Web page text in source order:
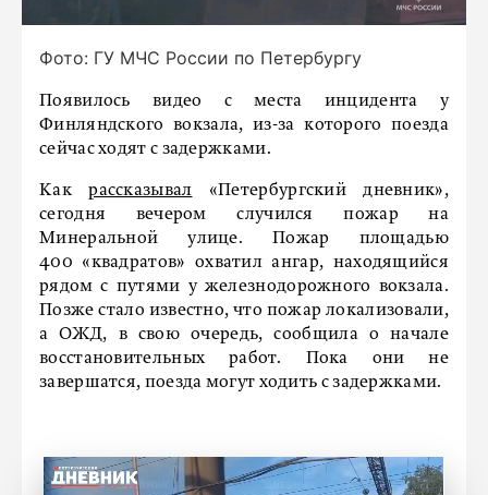
Фото: ГУ МЧС России по Петербургу
Появилось видео с места инцидента у
Финляндского вокзала, из-за которого поезда
сейчас ходят с задержками.
Какрассказывал «Петербургский дневник»,
сегодня вечером случился пожар на
Минеральной улице. Пожар площадью
400 «квадратов» охватил ангар, находящийся
рядом с путями у железнодорожного вокзала.
Позже стало известно, что пожар локализовали,
а ОЖД, в свою очередь, сообщила о начале
восстановительных работ. Пока они не
завершатся, поезда могут ходить с задержками.